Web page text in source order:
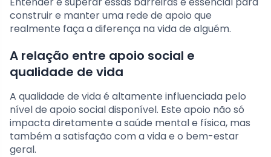
construir e manter uma rede de apoio que
realmente faça a diferença na vida de alguém.
A relação entre apoio social e
qualidade de vida
A qualidade de vida é altamente influenciada pelo
nível de apoio social disponível. Este apoio não só
impacta diretamente a saúde mental e física, mas
também a satisfação com a vida e o bem-estar
geral.